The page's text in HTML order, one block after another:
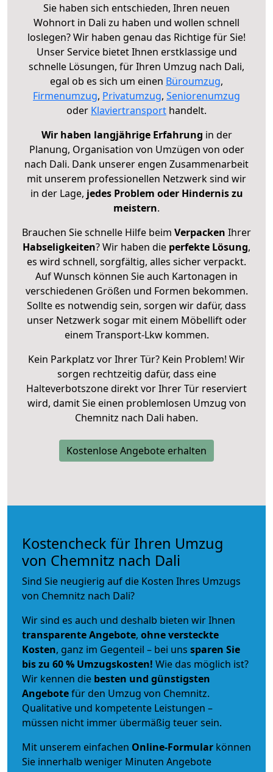
Sie haben sich entschieden, Ihren neuen
Wohnort in Dali zu haben und wollen schnell
loslegen? Wir haben genau das Richtige für Sie!
Unser Service bietet Ihnen erstklassige und
schnelle Lösungen, für Ihren Umzug nach Dali,
egal ob es sich um einen Büroumzug,
Firmenumzug, Privatumzug, Seniorenumzug
oder Klaviertransport handelt.
Wir haben langjährige Erfahrung in der
Planung, Organisation von Umzügen von oder
nach Dali. Dank unserer engen Zusammenarbeit
mit unserem professionellen Netzwerk sind wir
in der Lage, jedes Problem oder Hindernis zu
meistern.
Brauchen Sie schnelle Hilfe beim Verpacken Ihrer
Habseligkeiten? Wir haben die perfekte Lösung,
es wird schnell, sorgfältig, alles sicher verpackt.
Auf Wunsch können Sie auch Kartonagen in
verschiedenen Größen und Formen bekommen.
Sollte es notwendig sein, sorgen wir dafür, dass
unser Netzwerk sogar mit einem Möbellift oder
einem Transport-Lkw kommen.
Kein Parkplatz vor Ihrer Tür? Kein Problem! Wir
sorgen rechtzeitig dafür, dass eine
Halteverbotszone direkt vor Ihrer Tür reserviert
wird, damit Sie einen problemlosen Umzug von
Chemnitz nach Dali haben.
Kostenlose Angebote erhalten
Kostencheck für Ihren Umzug
von Chemnitz nach Dali
Sind Sie neugierig auf die Kosten Ihres Umzugs
von Chemnitz nach Dali?
Wir sind es auch und deshalb bieten wir Ihnen
transparente Angebote, ohne versteckte
Kosten, ganz im Gegenteil – bei uns sparen Sie
bis zu 60 % Umzugskosten! Wie das möglich ist?
Wir kennen die besten und günstigsten
Angebotefür den Umzug von Chemnitz.
Qualitative und kompetente Leistungen –
müssen nicht immer übermäßig teuer sein.
Mit unserem einfachen Online-Formular können
Sie innerhalb weniger Minuten Angebote